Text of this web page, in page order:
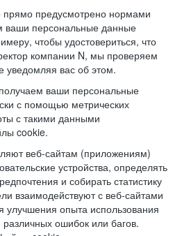
прямо предусмотрено нормами
ваши персональные данные
чтобы удостовериться, что
компании N, мы проверяем
вас об этом.
ваши персональные
с помощью метрических
с такими данными
cookie.
веб-сайтам (приложениям)
устройства, определять
и собирать статистику
взаимодействуют с веб-сайтами
опыта использования
ошибок или багов.